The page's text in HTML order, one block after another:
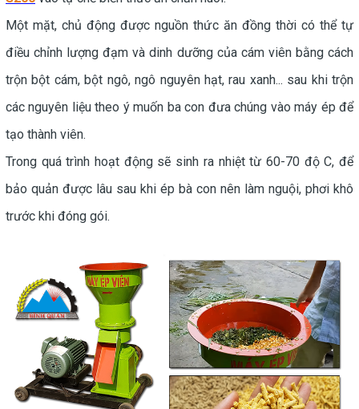
Một mặt, chủ động được nguồn thức ăn đồng thời có thể tự
điều chỉnh lượng đạm và dinh dưỡng của cám viên bằng cách
trộn bột cám, bột ngô, ngô nguyên hạt, rau xanh... sau khi trộn
các nguyên liệu theo ý muốn ba con đưa chúng vào máy ép để
tạo thành viên.
Trong quá trình hoạt động sẽ sinh ra nhiệt từ 60-70 độ C, để
bảo quản được lâu sau khi ép bà con nên làm nguội, phơi khô
trước khi đóng gói.